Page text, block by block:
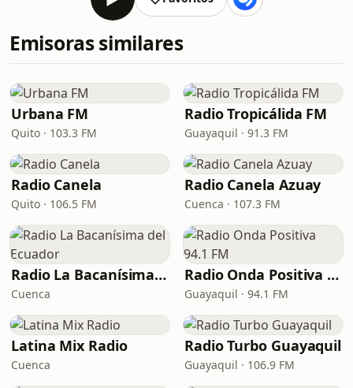
Emisoras similares
Urbana FM
Quito · 103.3 FM
Radio Tropicálida FM
Guayaquil · 91.3 FM
Radio Canela
Quito · 106.5 FM
Radio Canela Azuay
Cuenca · 107.3 FM
Radio La Bacanísima del Ecuador
Cuenca
Radio Onda Positiva 94.1 FM
Guayaquil · 94.1 FM
Latina Mix Radio
Cuenca
Radio Turbo Guayaquil
Guayaquil · 106.9 FM